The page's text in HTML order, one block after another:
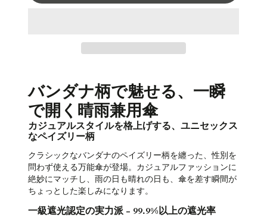
バンダナ柄で魅せる、一瞬
で開く晴雨兼用傘
カジュアルスタイルを格上げする、ユニセックス
なペイズリー柄
クラシックなバンダナのペイズリー柄を纏った、性別を
問わず使える万能傘が登場。カジュアルファッションに
絶妙にマッチし、雨の日も晴れの日も、傘を差す瞬間が
ちょっとした楽しみになります。
一級遮光認定の実力派 - 99.9%以上の遮光率